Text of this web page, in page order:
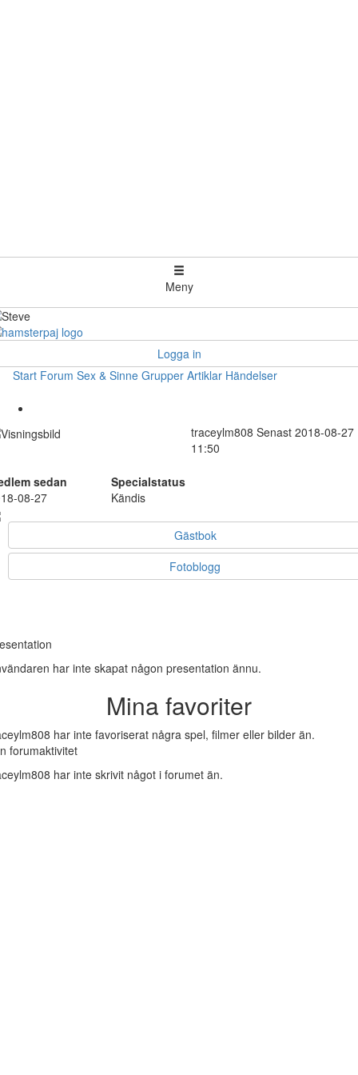
Meny
Logga in
Start Forum Sex & Sinne Grupper Artiklar Händelser
traceylm808 Senast 2018-08-27
11:50
sedan
Specialstatus
08-27
Kändis
Gästbok
Fotoblogg
har inte skapat någon presentation ännu.
Mina favoriter
har inte favoriserat några spel, filmer eller bilder än.
forumaktivitet
har inte skrivit något i forumet än.